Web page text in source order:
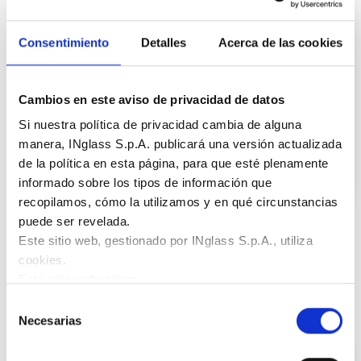
Consentimiento Detalles Acerca de las cookies
Cambios en este aviso de privacidad de datos
Si nuestra política de privacidad cambia de alguna
manera, INglass S.p.A. publicará una versión actualizada
de la política en esta página, para que esté plenamente
informado sobre los tipos de información que
recopilamos, cómo la utilizamos y en qué circunstancias
puede ser revelada.
Este sitio web, gestionado por INglass S.p.A., utiliza
cookies.
normal del sitio web permitiendo funciones básicas como
almacenan información que el
Necesarias
Diamond Lux
La mejor elección para los faros delanterosVer más